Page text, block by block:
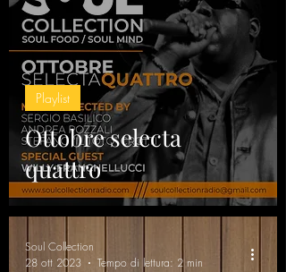
Ottobre selecta
quattro
Playlist
Soul Collection
28 ott 2023
Tempo di lettura: 2 min